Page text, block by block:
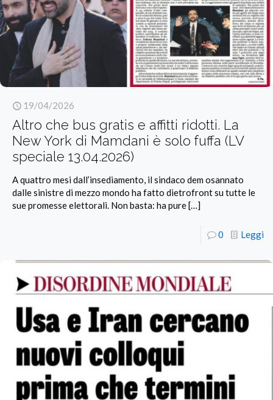
19/04/2026
Altro che bus gratis e affitti ridotti. La
New York di Mamdani è solo fuffa (LV
speciale 13.04.2026)
A quattro mesi dall’insediamento, il sindaco dem osannato
dalle sinistre di mezzo mondo ha fatto dietrofront su tutte le
sue promesse elettorali. Non basta: ha pure[…]
0 Leggi